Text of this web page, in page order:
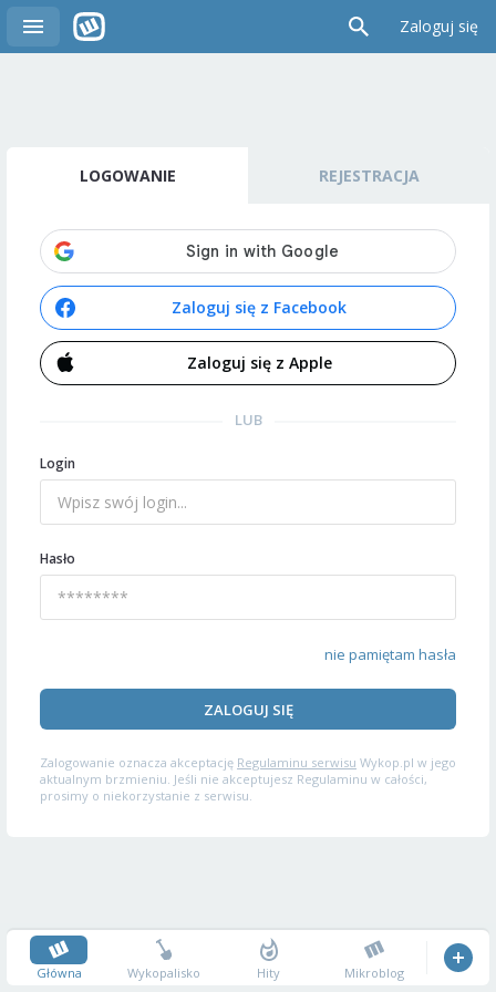
Zaloguj się
LOGOWANIE REJESTRACJA
Zaloguj się z Facebook
Zaloguj się z Apple
LUB
Login
Hasło
nie pamiętam hasła
ZALOGUJ SIĘ
Zalogowanie oznacza akceptację Regulaminu serwisu Wykop.pl w jego
aktualnym brzmieniu. Jeśli nie akceptujesz Regulaminu w całości,
prosimy o niekorzystanie z serwisu.
Główna Wykopalisko Hity Mikroblog